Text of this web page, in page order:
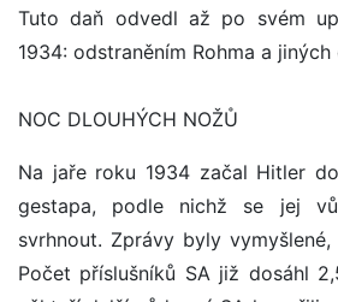
Tuto daň odvedl až po svém
1934: odstraněním Rohma a jiných
NOC DLOUHÝCH NOŽŮ
Na jaře roku 1934 začal Hitler
gestapa, podle nichž se jej
svrhnout. Zprávy byly
Počet příslušníků SA již dosáhl